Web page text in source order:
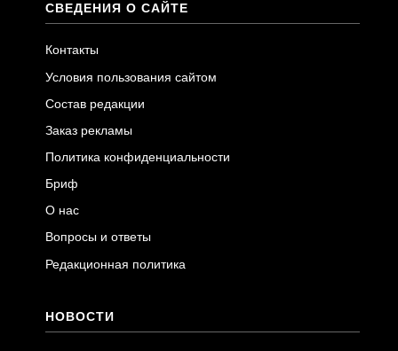
СВЕДЕНИЯ О САЙТЕ
Контакты
Условия пользования сайтом
Состав редакции
Заказ рекламы
Политика конфиденциальности
Бриф
О нас
Вопросы и ответы
Редакционная политика
НОВОСТИ